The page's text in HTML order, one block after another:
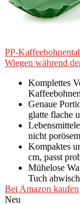
PP-
Wiegen während
Komplettes
Genaue
glatte flache
nicht
Kompaktes
cm, passt
Mühelose
Tuch
Bei Amazon kaufen
Neu